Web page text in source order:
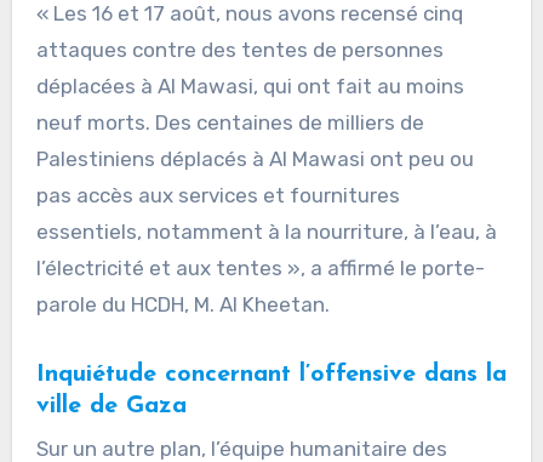
« Les 16 et 17 août, nous avons recensé cinq
attaques contre des tentes de personnes
déplacées à Al Mawasi, qui ont fait au moins
neuf morts. Des centaines de milliers de
Palestiniens déplacés à Al Mawasi ont peu ou
pas accès aux services et fournitures
essentiels, notamment à la nourriture, à l’eau, à
l’électricité et aux tentes », a affirmé le porte-
parole du HCDH, M. Al Kheetan.
Inquiétude concernant l’offensive dans la
ville de Gaza
Sur un autre plan, l’équipe humanitaire des